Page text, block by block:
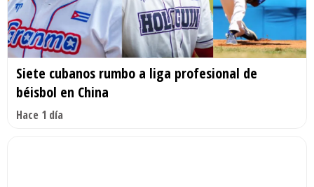
Siete cubanos rumbo a liga profesional de
béisbol en China
Hace 1 día